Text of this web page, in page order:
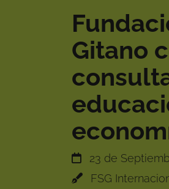
Gitano
23 de
FSG